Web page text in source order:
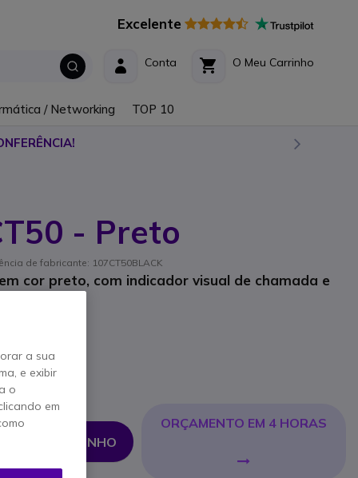
Excelente
O Meu Carrinho
Conta
/ Networking TOP 10
- Preto
de fabricante: 107CT50BLACK
cor preto, com indicador visual de chamada e
AO CARRINHO
ORÇAMENTO EM 4 HORAS
a sua
e exibir
o
em